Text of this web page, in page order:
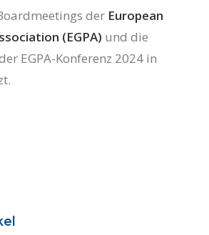
der European
(EGPA) und die
EGPA-Konferenz 2024 in